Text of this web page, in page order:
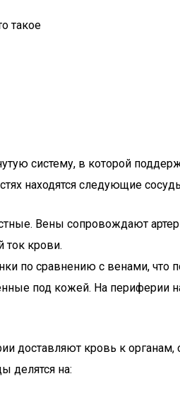
такое
систему, в которой
находятся следующие
Вены сопровождают
ток крови.
по сравнению с венами, что
под кожей. На периферии
доставляют кровь к
делятся на: